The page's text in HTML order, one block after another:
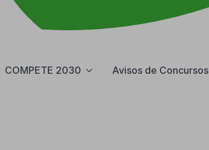
COMPETE 2030 Avisos de Concursos